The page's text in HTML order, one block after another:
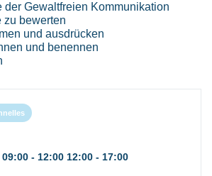
der Gewaltfreien Kommunikation
zu bewerten
und ausdrücken
und benennen
09:00 - 12:00 12:00 - 17:00